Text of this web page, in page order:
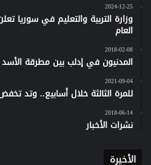
2024-12-25
وزارة التربية والتعليم في سوريا
العام
2018-02-08
المدنيون في إدلب بين مطرقة الأسد
2021-09-04
للمرة الثالثة خلال أسابيع.. وتد
2018-06-14
نشرات الأخبار
الأخيرة